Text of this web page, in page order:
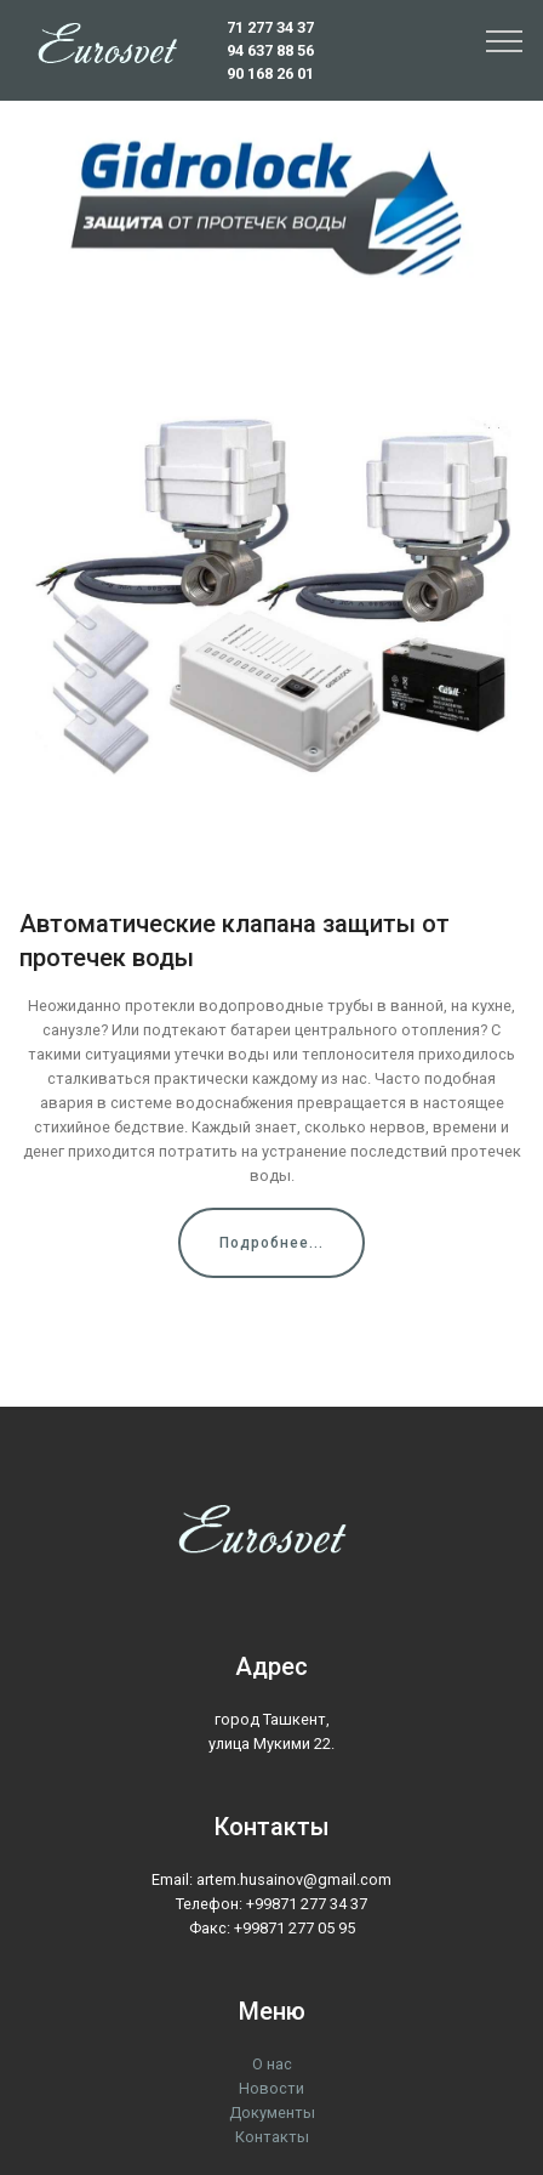
71 277 34 37
94 637 88 56
90 168 26 01
Автоматические клапана защиты от
протечек воды
Неожиданно протекли водопроводные трубы в ванной, на кухне,
санузле? Или подтекают батареи центрального отопления? С
такими ситуациями утечки воды или теплоносителя приходилось
сталкиваться практически каждому из нас. Часто подобная
авария в системе водоснабжения превращается в настоящее
стихийное бедствие. Каждый знает, сколько нервов, времени и
денег приходится потратить на устранение последствий протечек
воды.
Подробнее...
Адрес
город Ташкент,
улица Мукими 22.
Контакты
Email: artem.husainov@gmail.com
Телефон: +99871 277 34 37
Факс: +99871 277 05 95
Меню
О нас
Новости
Документы
Контакты